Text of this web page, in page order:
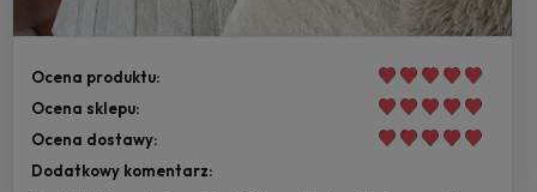
Ocena produktu:
Ocena sklepu:
Ocena dostawy:
Dodatkowy komentarz: